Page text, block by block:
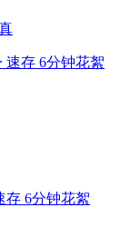
存 6分钟花絮